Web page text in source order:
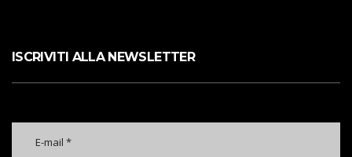
ISCRIVITI ALLA NEWSLETTER